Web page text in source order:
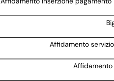
Affidamento